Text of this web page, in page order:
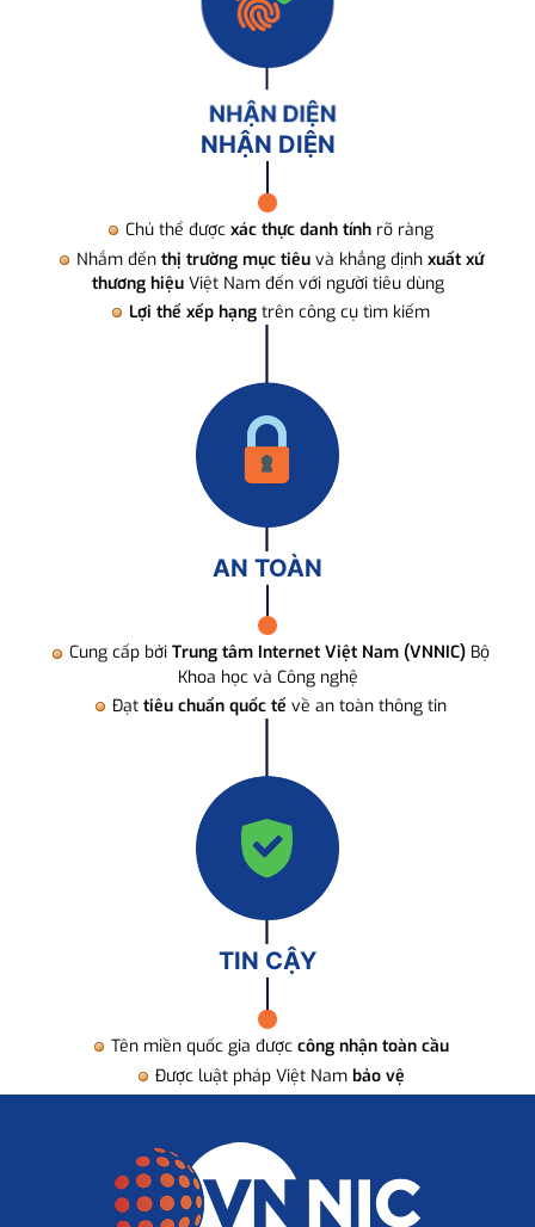
NHẬN DIỆN
Chủ thể được xác thực danh tính rõ ràng
Nhắm đến thị trường mục tiêuvà khẳng định xuất xứ
thương hiệuViệt Nam đến với người tiêu dùng
Lợi thế xếp hạng trên công cụ tìm kiếm
AN TOÀN
Cung cấp bởi Trung tâm Internet Việt Nam (VNNIC) Bộ
Khoa học và Công nghệ
Đạt tiêu chuẩn quốc tế về an toàn thông tin
TIN CẬY
Tên miền quốc gia được công nhận toàn cầu
Được luật pháp Việt Nam bảo vệ